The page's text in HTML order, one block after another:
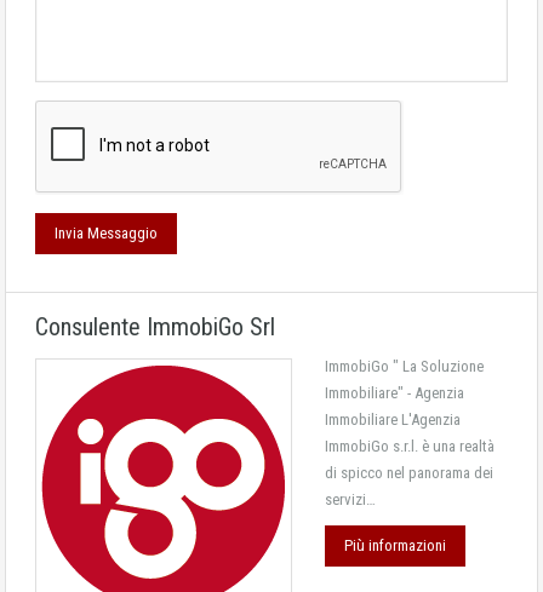
Consulente ImmobiGo Srl
ImmobiGo " La Soluzione
Immobiliare" - Agenzia
Immobiliare L'Agenzia
ImmobiGo s.r.l. è una realtà
di spicco nel panorama dei
servizi…
Più informazioni